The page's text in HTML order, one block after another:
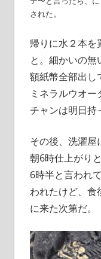
された。
帰りに水２本を
と。細かいの
額紙幣全部出し
ミネラルウオ
チャンは明日持
その後、洗濯屋
朝6時仕上がり
6時半と言われ
われたけど、食
に来た次第だ。